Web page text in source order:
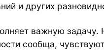
и других
важную
сообща,